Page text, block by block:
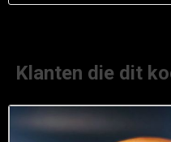
Klanten die dit